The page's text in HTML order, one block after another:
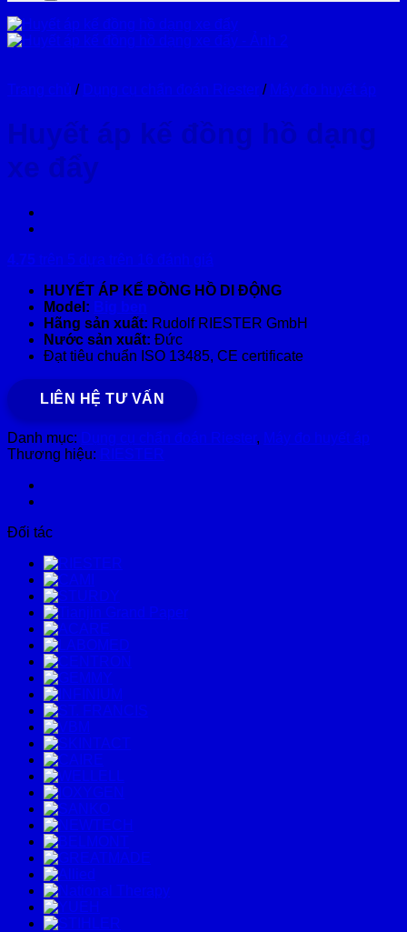
Trang chủ / Dụng cụ chẩn đoán Riester / Máy đo huyết áp
Huyết áp kế đồng hồ dạng
xe đẩy
4.75 trên 5 dựa trên 16 đánh giá
HUYẾT ÁP KẾ ĐỒNG HỒ DI ĐỘNG
Model: Big ben
Hãng sản xuất: Rudolf RIESTER GmbH
Nước sản xuất: Đức
Đạt tiêu chuẩn ISO 13485, CE certificate
LIÊN HỆ TƯ VẤN
Danh mục: Dụng cụ chẩn đoán Riester, Máy đo huyết áp
Thương hiệu: RIESTER
Đối tác